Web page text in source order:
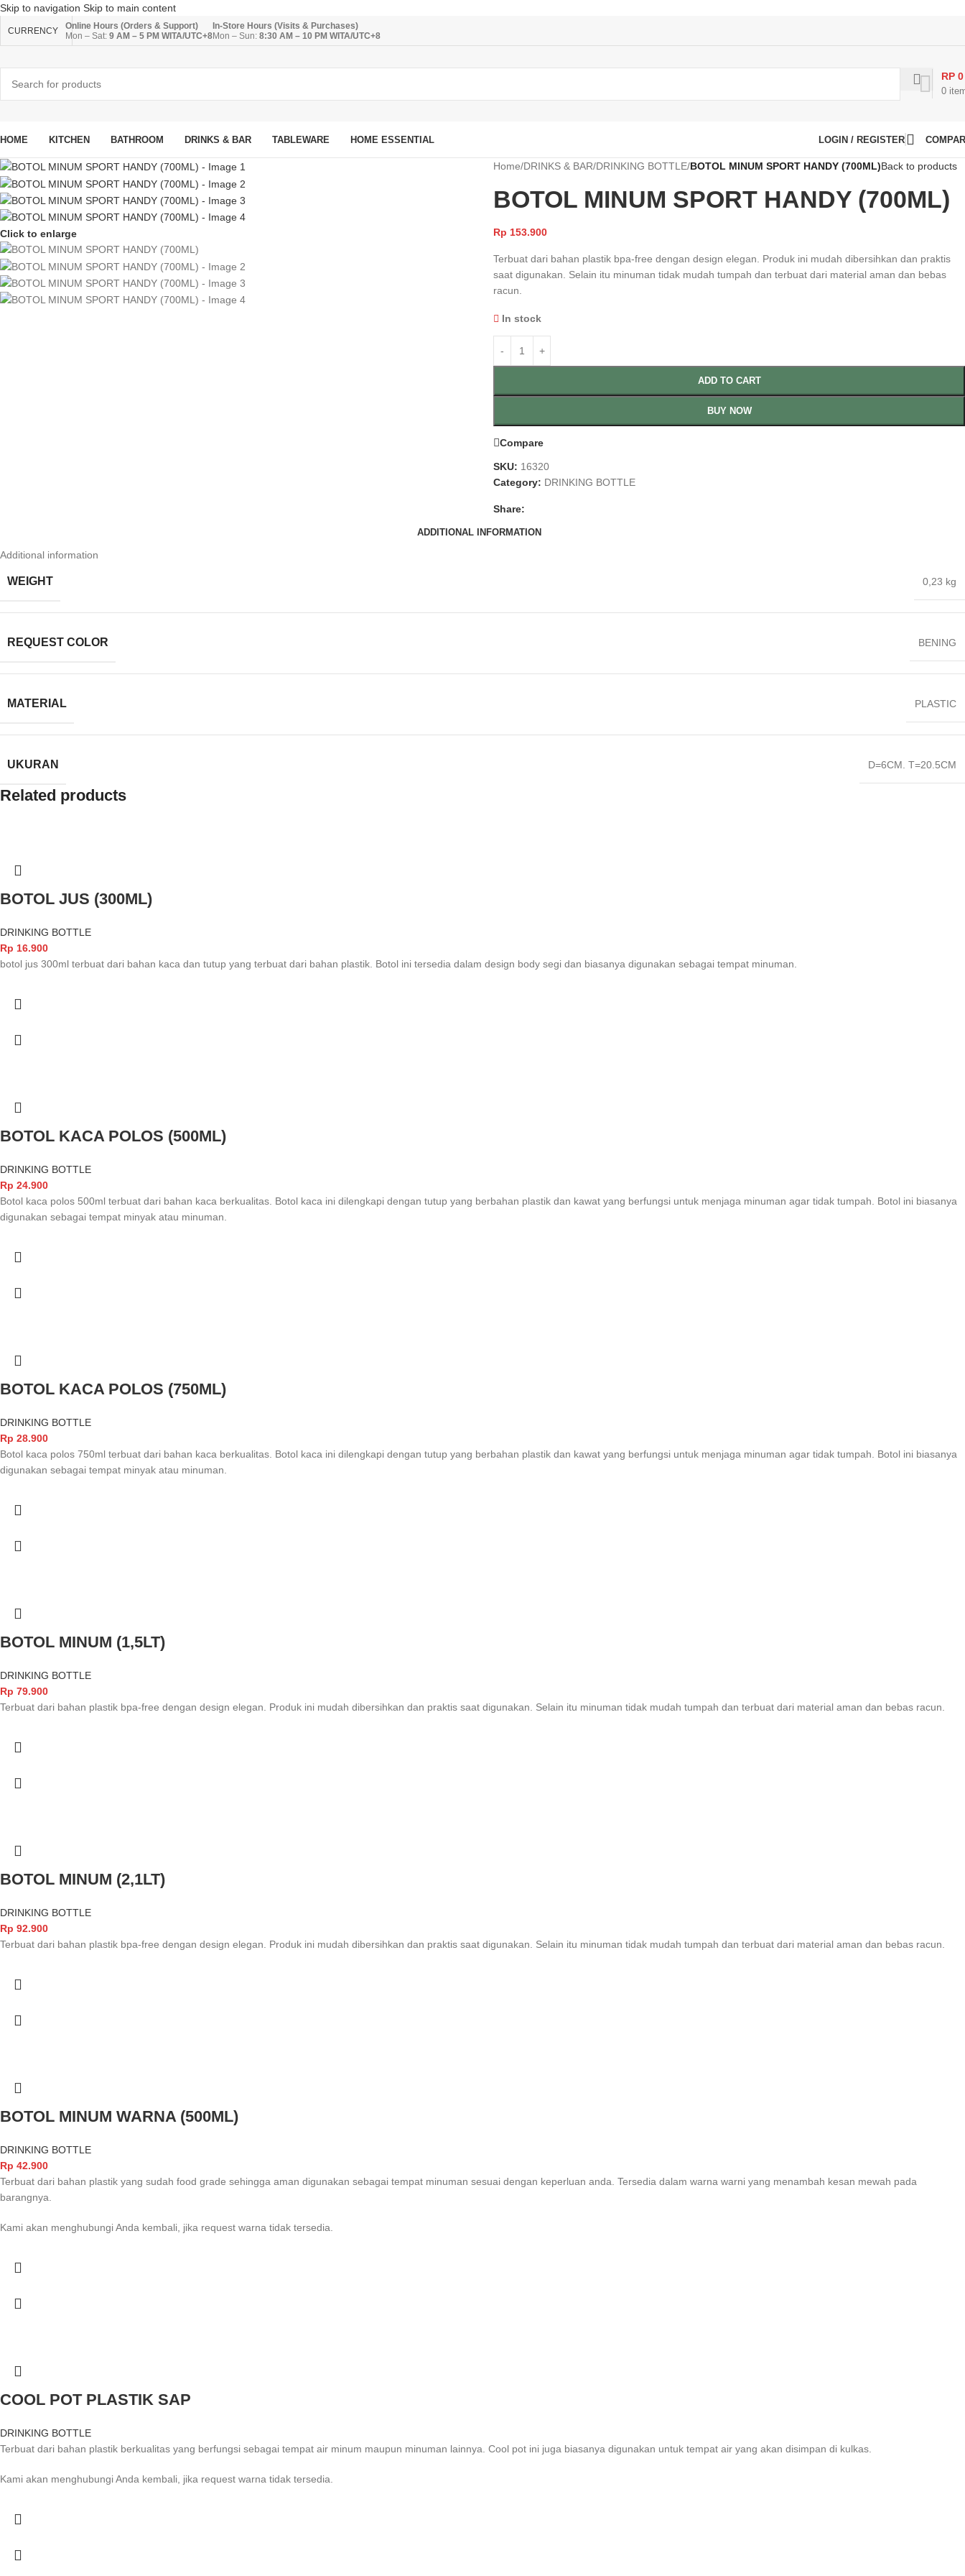
Skip to navigation Skip to main content
CURRENCY
Online Hours (Orders & Support)
Mon – Sat: 9 AM – 5 PM WITA/UTC+8
In-Store Hours (Visits & Purchases)
Mon – Sun: 8:30 AM – 10 PM WITA/UTC+8
0
RP 0
HOME KITCHEN BATHROOM DRINKS & BAR TABLEWARE HOME ESSENTIAL LOGIN / REGISTER
Click to enlarge
Home/DRINKS & BAR/DRINKING BOTTLE/BOTOL MINUM SPORT HANDY (700ML)Back to products
BOTOL MINUM SPORT HANDY (700ML)
Rp 153.900
Terbuat dari bahan plastik bpa-free dengan design elegan. Produk ini mudah dibersihkan dan praktis
saat digunakan. Selain itu minuman tidak mudah tumpah dan terbuat dari material aman dan bebas
racun.
In stock
ADD TO CART
BUY NOW
Compare
SKU: 16320
Category: DRINKING BOTTLE
Share:
ADDITIONAL INFORMATION
Additional information
WEIGHT 0,23 kg
REQUEST COLOR BENING
MATERIAL PLASTIC
UKURAN D=6CM. T=20.5CM
Related products
BOTOL JUS (300ML)
DRINKING BOTTLE
Rp 16.900
botol jus 300ml terbuat dari bahan kaca dan tutup yang terbuat dari bahan plastik. Botol ini tersedia dalam design body segi dan biasanya digunakan sebagai tempat minuman.
BOTOL KACA POLOS (500ML)
DRINKING BOTTLE
Rp 24.900
Botol kaca polos 500ml terbuat dari bahan kaca berkualitas. Botol kaca ini dilengkapi dengan tutup yang berbahan plastik dan kawat yang berfungsi untuk menjaga minuman agar tidak tumpah. Botol ini biasanya
digunakan sebagai tempat minyak atau minuman.
BOTOL KACA POLOS (750ML)
DRINKING BOTTLE
Rp 28.900
Botol kaca polos 750ml terbuat dari bahan kaca berkualitas. Botol kaca ini dilengkapi dengan tutup yang berbahan plastik dan kawat yang berfungsi untuk menjaga minuman agar tidak tumpah. Botol ini biasanya
digunakan sebagai tempat minyak atau minuman.
BOTOL MINUM (1,5LT)
DRINKING BOTTLE
Rp 79.900
Terbuat dari bahan plastik bpa-free dengan design elegan. Produk ini mudah dibersihkan dan praktis saat digunakan. Selain itu minuman tidak mudah tumpah dan terbuat dari material aman dan bebas racun.
BOTOL MINUM (2,1LT)
DRINKING BOTTLE
Rp 92.900
Terbuat dari bahan plastik bpa-free dengan design elegan. Produk ini mudah dibersihkan dan praktis saat digunakan. Selain itu minuman tidak mudah tumpah dan terbuat dari material aman dan bebas racun.
BOTOL MINUM WARNA (500ML)
DRINKING BOTTLE
Rp 42.900
Terbuat dari bahan plastik yang sudah food grade sehingga aman digunakan sebagai tempat minuman sesuai dengan keperluan anda. Tersedia dalam warna warni yang menambah kesan mewah pada
barangnya.
Kami akan menghubungi Anda kembali, jika request warna tidak tersedia.
COOL POT PLASTIK SAP
DRINKING BOTTLE
Terbuat dari bahan plastik berkualitas yang berfungsi sebagai tempat air minum maupun minuman lainnya. Cool pot ini juga biasanya digunakan untuk tempat air yang akan disimpan di kulkas.
Kami akan menghubungi Anda kembali, jika request warna tidak tersedia.